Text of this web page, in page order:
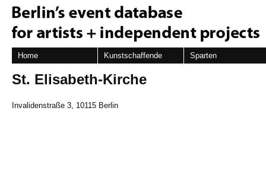
Home Kunstschaffende Sparten
St. Elisabeth-Kirche
Invalidenstraße 3, 10115 Berlin